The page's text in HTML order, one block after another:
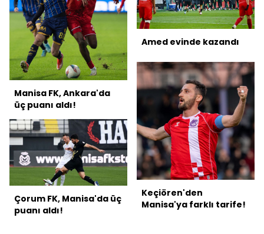
Manisa FK, Ankara'da
üç puanı aldı!
Çorum FK, Manisa'da üç
puanı aldı!
Amed evinde kazandı
Keçiören'den
Manisa'ya farklı tarife!